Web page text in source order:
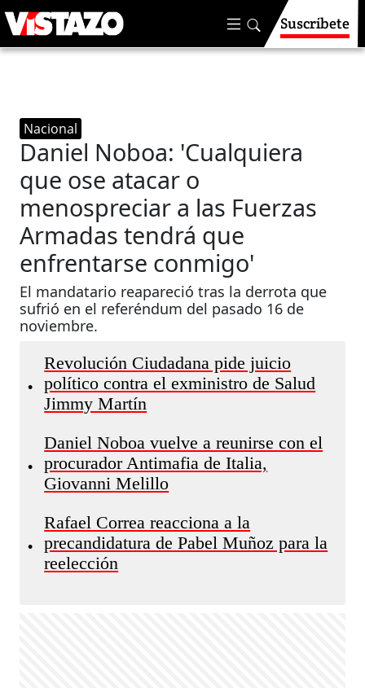
Suscríbete
Nacional
Daniel Noboa: 'Cualquiera
que ose atacar o
menospreciar a las Fuerzas
Armadas tendrá que
enfrentarse conmigo'
El mandatario reapareció tras la derrota que
sufrió en el referéndum del pasado 16 de
noviembre.
•
Revolución Ciudadana pide juicio
político contra el exministro de Salud
Jimmy Martín
•
Daniel Noboa vuelve a reunirse con el
procurador Antimafia de Italia,
Giovanni Melillo
•
Rafael Correa reacciona a la
precandidatura de Pabel Muñoz para la
reelección